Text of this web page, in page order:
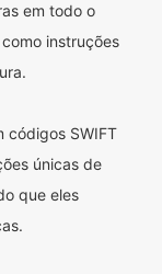
em todo o
instruções
códigos SWIFT
únicas de
que eles